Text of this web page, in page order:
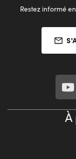
Restez informé
À